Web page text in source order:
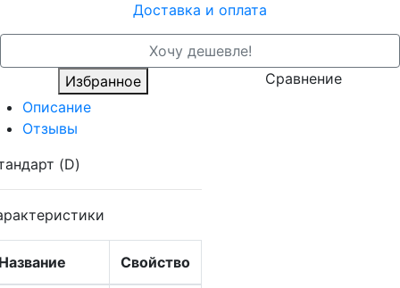
Доставка и оплата
Хочу дешевле!
Избранное
Сравнение
Описание
Отзывы
(D)
Свойство